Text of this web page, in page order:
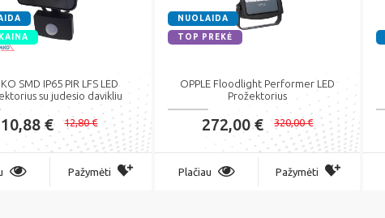
SMD IP65 PIR LFS LED
su judesio davikliu
10,88 € 12,80 €
Pažymėti
NUOLAIDA
TOP PREKĖ
OPPLE Floodlight Performer LED
Prožektorius
272,00 € 320,00 €
Plačiau Pažymėti